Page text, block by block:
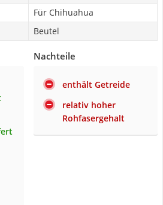
Für Chihuahua
Beutel
Nachteile
enthält Getreide
relativ hoher
Rohfasergehalt